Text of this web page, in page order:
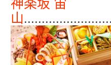
神楽坂 宙
山